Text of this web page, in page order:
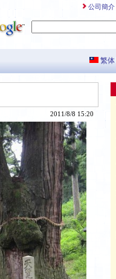
公司簡介
繁体
2011/8/8 15:20